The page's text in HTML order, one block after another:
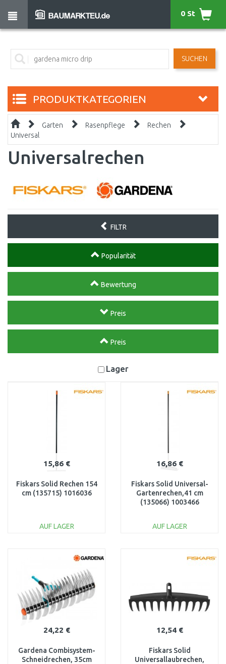
SUCHEN
0 St
PRODUKTKATEGORIEN
Garten Rasenpflege
Rechen
Universal
Universalrechen
FILTR
Popularität
Bewertung
Preis
Preis
Lager
15,86 €
Fiskars Solid Rechen 154
cm (135715) 1016036
AUF LAGER
16,86 €
Fiskars Solid Universal-
Gartenrechen,41 cm
(135066) 1003466
AUF LAGER
24,22 €
Gardena Combisystem-
Schneidrechen, 35cm
12,54 €
Fiskars Solid
Universallaubrechen,